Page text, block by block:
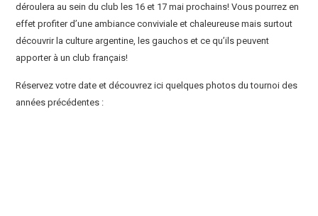
déroulera au sein du club les 16 et 17 mai prochains! Vous pourrez en
effet profiter d’une ambiance conviviale et chaleureuse mais surtout
découvrir la culture argentine, les gauchos et ce qu’ils peuvent
apporter à un club français!
Réservez votre date et découvrez ici quelques photos du tournoi des
années précédentes :